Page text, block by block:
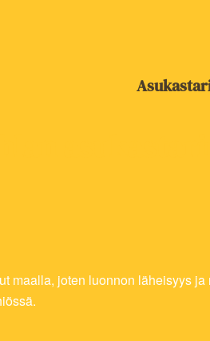
maalla, joten luonnon läheisyys